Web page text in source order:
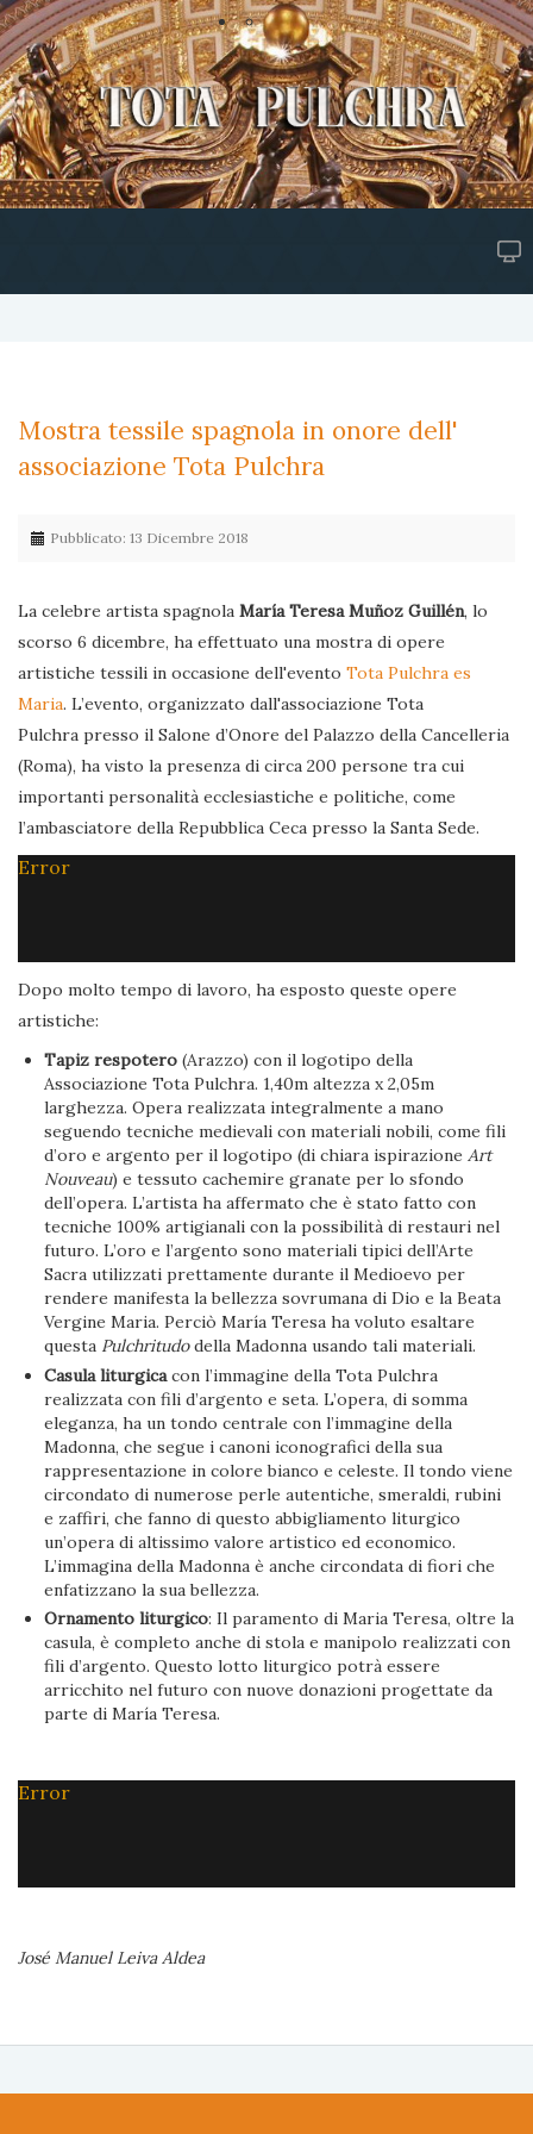
Mostra tessile spagnola in onore dell'
associazione Tota Pulchra
Pubblicato: 13 Dicembre 2018
La celebre artista spagnola María Teresa Muñoz Guillén, lo
scorso 6 dicembre, ha effettuato una mostra di opere
artistiche tessili in occasione dell'evento Tota Pulchra es
Maria. L’evento, organizzato dall'associazione Tota
Pulchra presso il Salone d’Onore del Palazzo della Cancelleria
(Roma), ha visto la presenza di circa 200 persone tra cui
importanti personalità ecclesiastiche e politiche, come
l’ambasciatore della Repubblica Ceca presso la Santa Sede.
Error
Dopo molto tempo di lavoro, ha esposto queste opere
artistiche:
Tapiz respotero (Arazzo) con il logotipo della
Associazione Tota Pulchra. 1,40m altezza x 2,05m
larghezza. Opera realizzata integralmente a mano
seguendo tecniche medievali con materiali nobili, come fili
d’oro e argento per il logotipo (di chiara ispirazioneArt
Nouveau) e tessuto cachemire granate per lo sfondo
dell’opera. L’artista ha affermato che è stato fatto con
tecniche 100% artigianali con la possibilità di restauri nel
futuro. L’oro e l’argento sono materiali tipici dell’Arte
Sacra utilizzati prettamente durante il Medioevo per
rendere manifesta la bellezza sovrumana di Dio e la Beata
Vergine Maria. Perciò María Teresa ha voluto esaltare
questa Pulchritudodella Madonna usando tali materiali.
Casula liturgicacon l’immagine della Tota Pulchra
realizzata con fili d’argento e seta. L’opera, di somma
eleganza, ha un tondo centrale con l’immagine della
Madonna, che segue i canoni iconografici della sua
rappresentazione in colore bianco e celeste. Il tondo viene
circondato di numerose perle autentiche, smeraldi, rubini
e zaffiri, che fanno di questo abbigliamento liturgico
un’opera di altissimo valore artistico ed economico.
L’immagina della Madonna è anche circondata di fiori che
enfatizzano la sua bellezza.
Ornamento liturgico: Il paramento di Maria Teresa, oltre la
casula, è completo anche di stola e manipolo realizzati con
fili d’argento. Questo lotto liturgico potrà essere
arricchito nel futuro con nuove donazioni progettate da
parte di María Teresa.
Error
José Manuel Leiva Aldea